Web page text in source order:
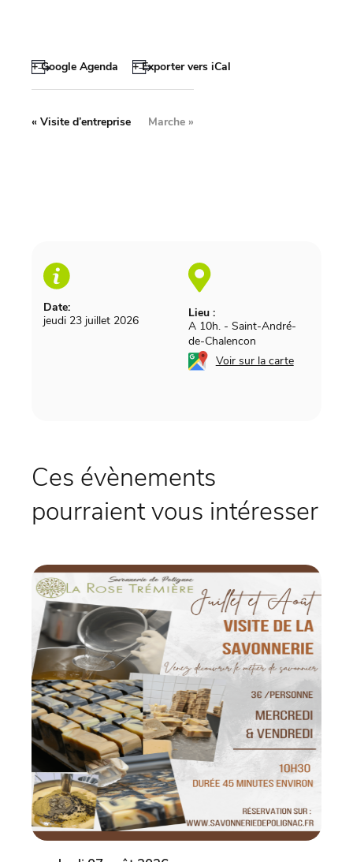
+ Google Agenda + Exporter vers iCal
Date:
jeudi 23 juillet 2026
Lieu :
A 10h. - Saint-André-
de-Chalencon
Voir sur la carte
« Visite d’entreprise Marche »
Ces évènements
pourraient vous intéresser